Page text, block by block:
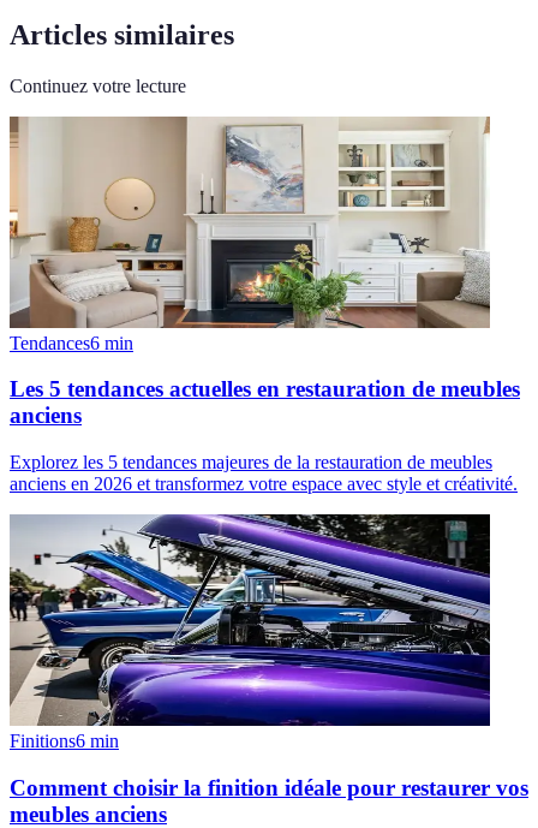
Articles similaires
Continuez votre lecture
Tendances6 min
Les 5 tendances actuelles en restauration de meubles
anciens
Explorez les 5 tendances majeures de la restauration de meubles
anciens en 2026 et transformez votre espace avec style et créativité.
Finitions6 min
Comment choisir la finition idéale pour restaurer vos
meubles anciens